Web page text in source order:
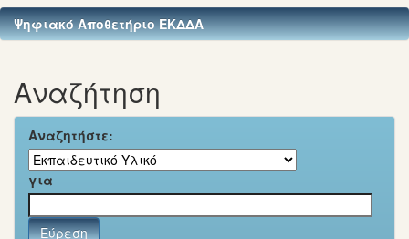
Ψηφιακό Αποθετήριο ΕΚΔΔΑ
Αναζήτηση
Αναζητήστε:
για